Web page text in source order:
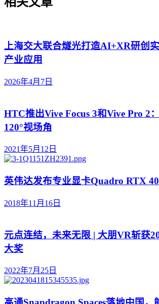
上海交大联合燧光打造AI+XR研创
产业应用
2026年4月7日
HTC推出Vive Focus 3和Vive Pro 2
120°视场角
2021年5月12日
英伟达发布专业显卡Quadro RTX
2018年11月16日
元点连结，未来无限 | 大朋VR斩获
大奖
2022年7月25日